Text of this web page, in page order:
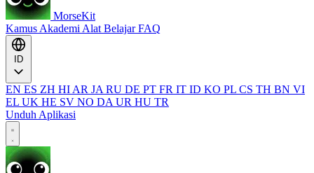
MorseKit
Kamus Akademi Alat BelajarFAQ
EN ES ZH HI AR JA RU DE PT FR IT ID KO PL CS TH BN VI
EL UK HE SV NO DA UR HU TR
Unduh Aplikasi